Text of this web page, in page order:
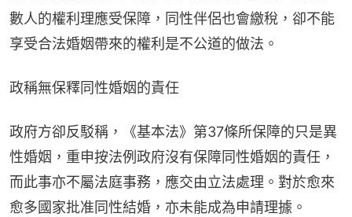
數人的權利理應受保障，同性伴侶也會繳稅，卻不能
享受合法婚姻帶來的權利是不公道的做法。
政稱無保釋同性婚姻的責任
政府方卻反駁稱，《基本法》第37條所保障的只是異
性婚姻，重申按法例政府沒有保障同性婚姻的責任，
而此事亦不屬法庭事務，應交由立法處理。對於愈來
愈多國家批准同性結婚，亦未能成為申請理據。